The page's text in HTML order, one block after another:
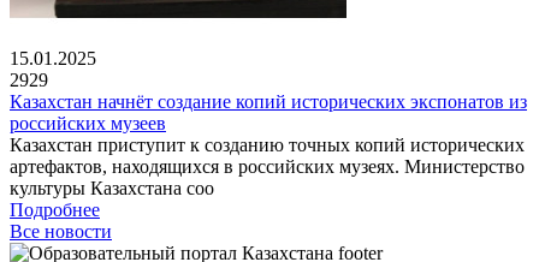
15.01.2025
2929
Казахстан начнёт создание копий исторических экспонатов из
российских музеев
Казахстан приступит к созданию точных копий исторических
артефактов, находящихся в российских музеях. Министерство
культуры Казахстана соо
Подробнее
Все новости